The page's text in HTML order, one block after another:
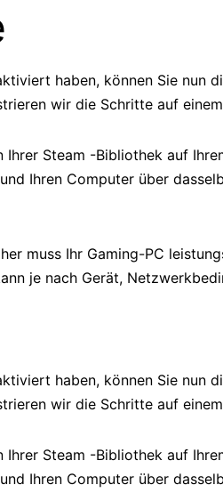
haben, können Sie nun
wir die Schritte auf
Steam -Bibliothek auf
Ihren Computer über
muss Ihr Gaming-PC
je nach Gerät,
haben, können Sie nun
wir die Schritte auf
Steam -Bibliothek auf
Ihren Computer über